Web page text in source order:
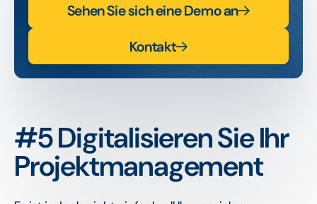
Sehen Sie sich eine Demo an
Kontakt
#5 Digitalisieren Sie Ihr
Projektmanagement